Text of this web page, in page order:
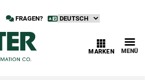
FRAGEN?
MENÜ
MARKEN